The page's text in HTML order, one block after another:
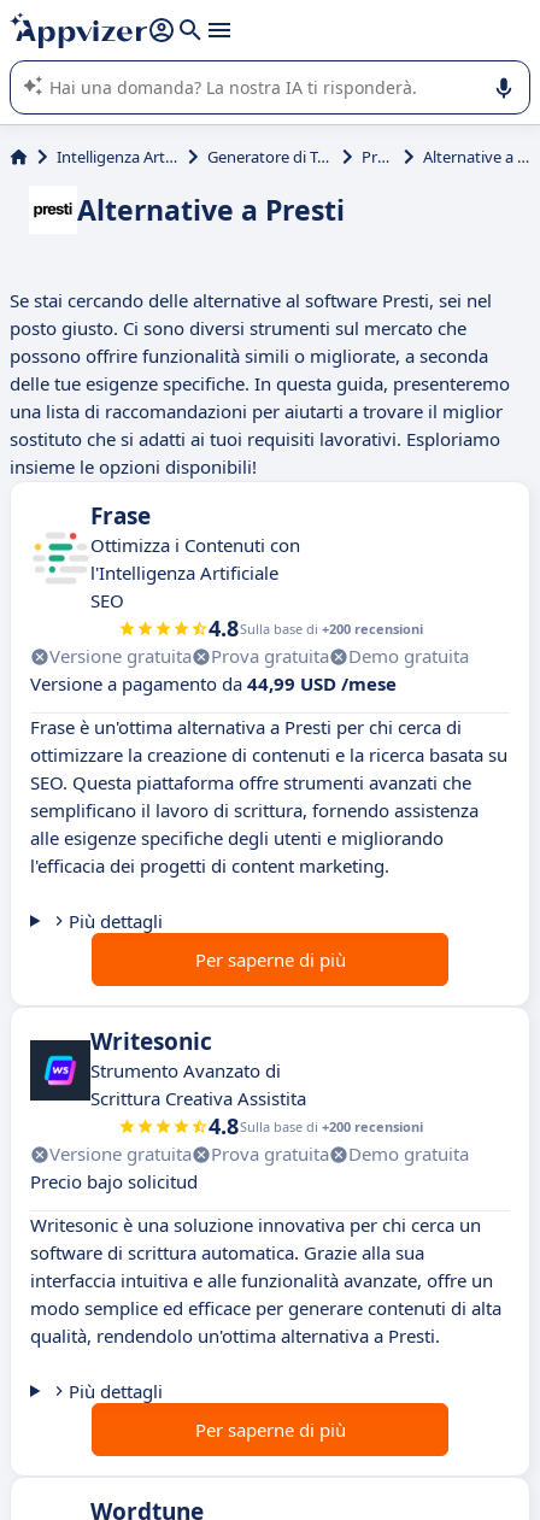
righe con
shift + enter
L'IA di Appvizer vi guida nell'utilizzo o nella scelta di un
software SaaS per la vostra azienda.
Intelligenza Artificiale Generatore di Testo AI Presti Alternative a Presti
Alternative a Presti
Se stai cercando delle alternative al software Presti, sei nel
posto giusto. Ci sono diversi strumenti sul mercato che
possono offrire funzionalità simili o migliorate, a seconda
delle tue esigenze specifiche. In questa guida, presenteremo
una lista di raccomandazioni per aiutarti a trovare il miglior
sostituto che si adatti ai tuoi requisiti lavorativi. Esploriamo
insieme le opzioni disponibili!
Frase
Ottimizza i Contenuti con
l'Intelligenza Artificiale
SEO
4.8Sulla base di +200 recensioni
Versione gratuita Prova gratuita
Demo gratuita
Versione a pagamento da 44,99 USD /mese
Frase è un'ottima alternativa a Presti per chi cerca di
ottimizzare la creazione di contenuti e la ricerca basata su
SEO. Questa piattaforma offre strumenti avanzati che
semplificano il lavoro di scrittura, fornendo assistenza
alle esigenze specifiche degli utenti e migliorando
l'efficacia dei progetti di content marketing.
Più dettagli
Per saperne di più
Writesonic
Strumento Avanzato di
Scrittura Creativa Assistita
4.8Sulla base di +200 recensioni
Versione gratuita Prova gratuita
Demo gratuita
Precio bajo solicitud
Writesonic è una soluzione innovativa per chi cerca un
software di scrittura automatica. Grazie alla sua
interfaccia intuitiva e alle funzionalità avanzate, offre un
modo semplice ed efficace per generare contenuti di alta
qualità, rendendolo un'ottima alternativa a Presti.
Più dettagli
Per saperne di più
Wordtune